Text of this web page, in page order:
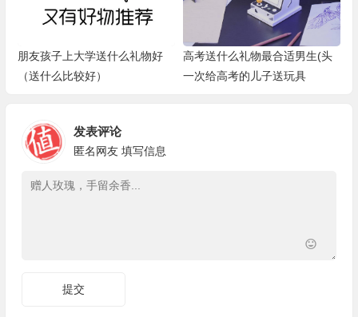
朋友孩子上大学送什么礼物好
（送什么比较好）
高考送什么礼物最合适男生(头
一次给高考的儿子送玩具
发表评论
匿名网友 填写信息